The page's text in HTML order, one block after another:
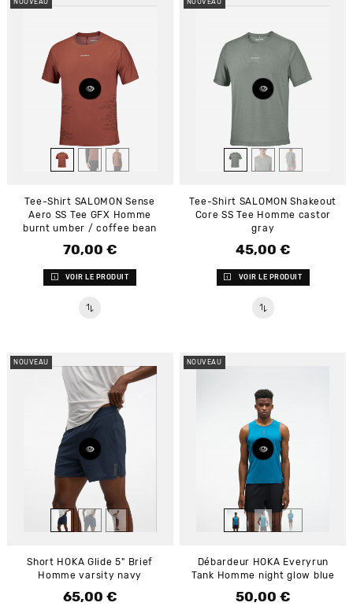
NOUVEAU
Tee-Shirt SALOMON Sense
Aero SS Tee GFX Homme
burnt umber / coffee bean
Prix
70,00 €
VOIR LE PRODUIT
NOUVEAU
Tee-Shirt SALOMON Shakeout
Core SS Tee Homme castor
gray
Prix
45,00 €
VOIR LE PRODUIT
NOUVEAU
Short HOKA Glide 5" Brief
Homme varsity navy
Prix
65,00 €
NOUVEAU
Débardeur HOKA Everyrun
Tank Homme night glow blue
Prix
50,00 €